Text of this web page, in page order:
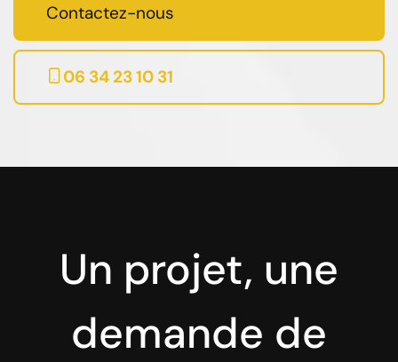
Contactez-nous
06 34 23 10 31
Un projet, une
demande de